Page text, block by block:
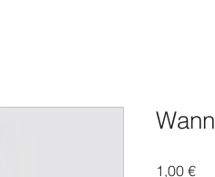
1,00 €